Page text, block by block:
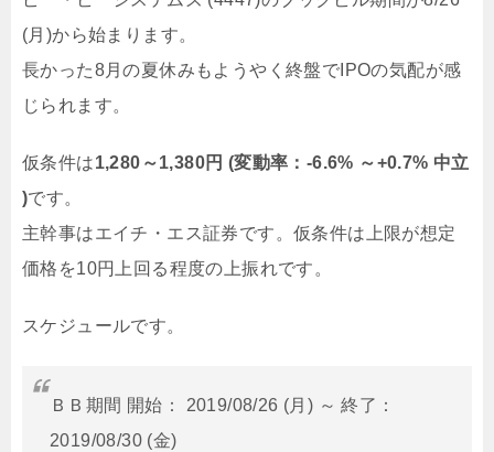
(月)から始まります。
長かった8月の夏休みもようやく終盤でIPOの気配が感
じられます。
仮条件は1,280～1,380円 (変動率：-6.6% ～+0.7% 中立
)です。
主幹事はエイチ・エス証券です。仮条件は上限が想定
価格を10円上回る程度の上振れです。
スケジュールです。
ＢＢ期間 開始： 2019/08/26 (月) ～ 終了：
2019/08/30 (金)